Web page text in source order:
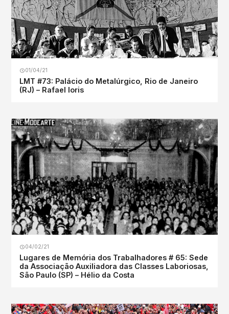
01/04/21
LMT #73: Palácio do Metalúrgico, Rio de Janeiro
(RJ) – Rafael Ioris
04/02/21
Lugares de Memória dos Trabalhadores # 65: Sede
da Associação Auxiliadora das Classes Laboriosas,
São Paulo (SP) – Hélio da Costa